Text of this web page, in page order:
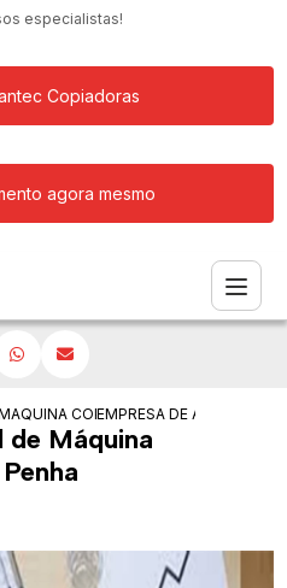
especialistas!
Copiadoras
agora mesmo
COPIADORA PARA ALUGAR
EMPRESA DE ALUGUEL
de Máquina